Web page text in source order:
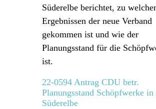
Süderelbe berichtet, zu
Ergebnissen der neue Verband
gekommen ist und wie der
Planungsstand für die
ist.
22-0594 Antrag CDU betr.
Planungsstand Schöpfwerke in
Süderelbe